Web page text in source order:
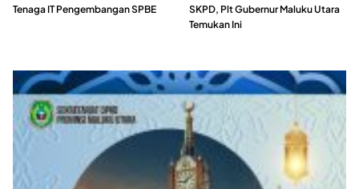
Tenaga IT Pengembangan SPBE
SKPD, Plt Gubernur Maluku Utara
Temukan Ini